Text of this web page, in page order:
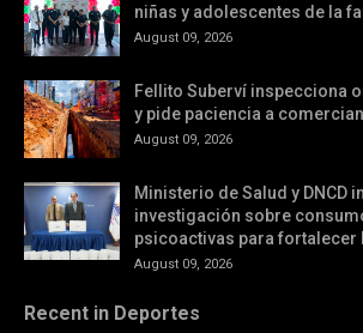
niñas y adolescentes de la
August 09, 2026
Fellito Suberví inspecciona
y pide paciencia a
August 09, 2026
Ministerio de Salud y DNCD
investigación sobre
psicoactivas para fortalecer
August 09, 2026
Recent in Deportes